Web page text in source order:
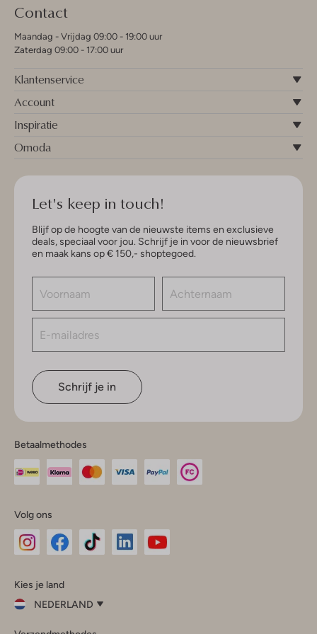
Contact
Maandag - Vrijdag 09:00 - 19:00 uur
Zaterdag 09:00 - 17:00 uur
Klantenservice
Account
Inspiratie
Omoda
Let's keep in touch!
Blijf op de hoogte van de nieuwste items en exclusieve
deals, speciaal voor jou. Schrijf je in voor de nieuwsbrief
en maak kans op € 150,- shoptegoed.
Schrijf je in
Betaalmethodes
Volg ons
InstagramFacebook
Kies je land
NEDERLAND